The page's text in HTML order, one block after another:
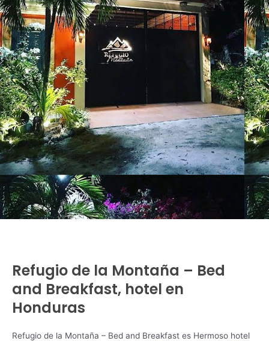
Refugio de la Montaña – Bed
and Breakfast, hotel en
Honduras
Refugio de la Montaña – Bed and Breakfast es Hermoso hotel